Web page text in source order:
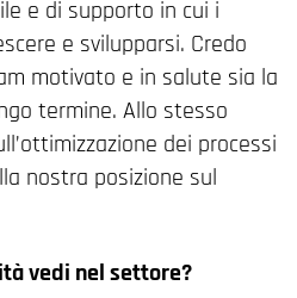
e di supporto in cui i
e svilupparsi. Credo
motivato e in salute sia la
termine. Allo stesso
dei processi
nostra posizione sul
vedi nel settore?